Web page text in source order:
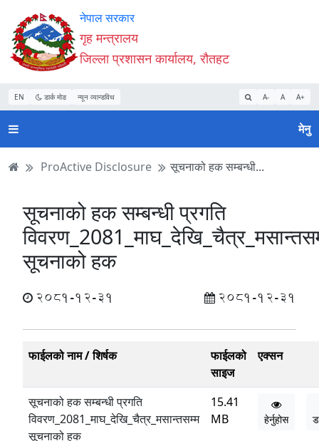
Accessibility
Mode
सुरु
गर्नुहोस्
सामाग्री
पढ्नुहाेस्
नेभिगेसन
पढ्नुहाेस्
वेबसाइट
खोजमा
जानुहोस्
नेपाल सरकार
गृह मन्त्रालय
जिल्ला प्रशासन कार्यालय, रौतहट
EN डार्क मोड न्यून व्यान्डविथ A- A A+
मेनु
ProActive Disclosure सूचनाको हक सम्बन्धी...
सूचनाको हक सम्बन्धी प्रगति
सूचनाको हक
2081-12-31 2081-12-31
फाईलको नाम / शिर्षक
फाईलको
साइज
एक्सन
सूचनाको हक सम्बन्धी प्रगति
विवरण_2081_माघ_देखि_चैत्र_मसान्तसम्म
सूचनाको हक
15.41
MB
हेर्नुहोस